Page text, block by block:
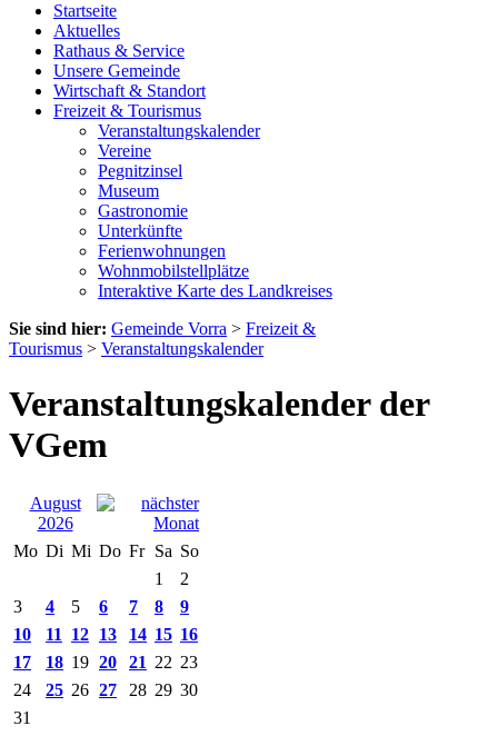
Startseite
Aktuelles
Rathaus & Service
Unsere Gemeinde
Wirtschaft & Standort
Freizeit & Tourismus
Veranstaltungskalender
Vereine
Pegnitzinsel
Museum
Gastronomie
Unterkünfte
Ferienwohnungen
Wohnmobilstellplätze
Interaktive Karte des Landkreises
Sie sind hier: Gemeinde Vorra > Freizeit &
Tourismus > Veranstaltungskalender
Veranstaltungskalender der
VGem
August
2026
Mo Di Mi Do Fr Sa So
1
2
3
4 5 6 7 8
9
10
11 12 13 14 15 16
17
18 19 20 21 22 23
24
25 26 27 28 29 30
31